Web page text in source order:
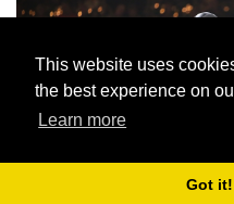
This website uses
the best experience on
Learn more
Got it!
Previous